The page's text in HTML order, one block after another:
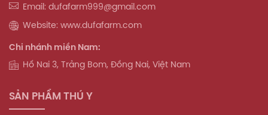
Email: dufafarm999@gmail.com
Website: www.dufafarm.com
Chi nhánh miền Nam:
Hố Nai 3, Trảng Bom, Đồng Nai, Việt Nam
SẢN PHẨM THÚ Y